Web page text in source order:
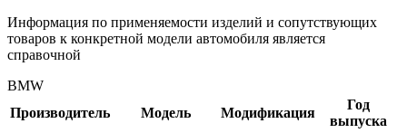
Информация по применяемости изделий и сопутствующих
товаров к конкретной модели автомобиля является
справочной
BMW
Производитель
Модель Модификация
Год
выпуска